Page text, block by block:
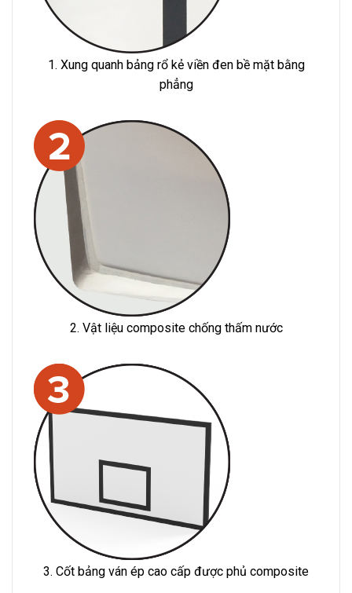
1. Xung quanh bảng rổ kẻ viền đen bề mặt bằng
phẳng
2. Vật liệu composite chống thấm nước
3. Cốt bảng ván ép cao cấp được phủ composite